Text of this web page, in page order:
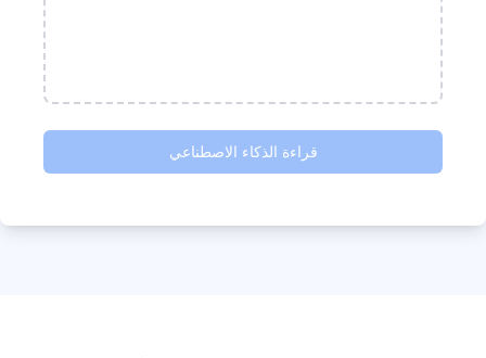
قراءة الذكاء الاصطناعي